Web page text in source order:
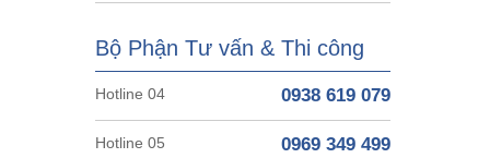
Bộ Phận Tư vấn & Thi công
Hotline 04 0938 619 079
Hotline 05 0969 349 499